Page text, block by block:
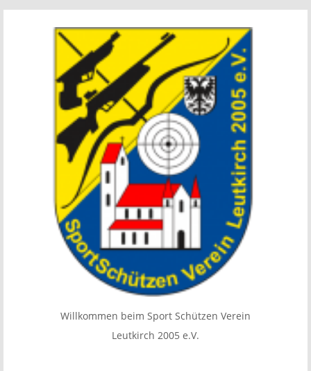
Willkommen beim Sport Schützen Verein
Leutkirch 2005 e.V.